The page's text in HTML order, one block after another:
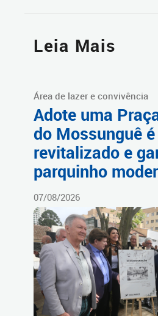
Leia Mais
Área de lazer e convivência
Adote uma
do Mossunguê é
revitalizado e
parquinho
07/08/2026